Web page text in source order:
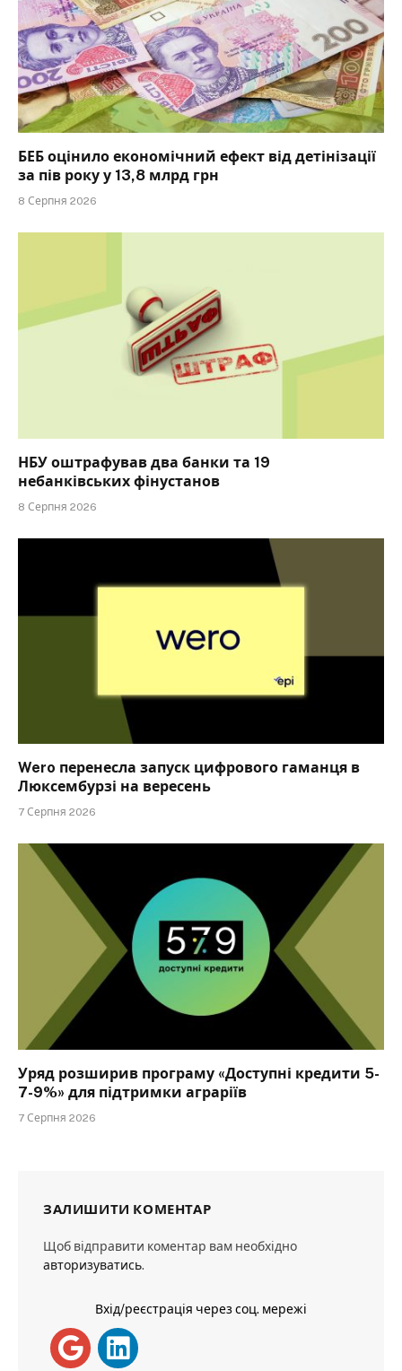
БЕБ оцінило економічний ефект від детінізації
за пів року у 13,8 млрд грн
8 Серпня 2026
НБУ оштрафував два банки та 19
небанківських фінустанов
8 Серпня 2026
Wero перенесла запуск цифрового гаманця в
Люксембурзі на вересень
7 Серпня 2026
Уряд розширив програму «Доступні кредити 5-
7-9%» для підтримки аграріїв
7 Серпня 2026
ЗАЛИШИТИ КОМЕНТАР
Щоб відправити коментар вам необхідно
авторизуватись.
Вхід/реєстрація через соц. мережі